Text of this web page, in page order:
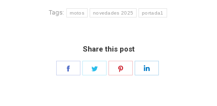
Tags: motos novedades 2025 portada1
Share this post